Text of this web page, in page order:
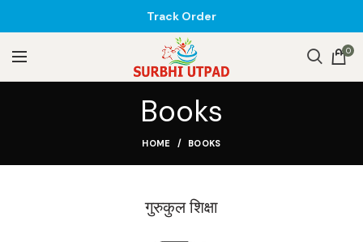
Track Order
0
Books
HOME BOOKS
गुरुकुल शिक्षा